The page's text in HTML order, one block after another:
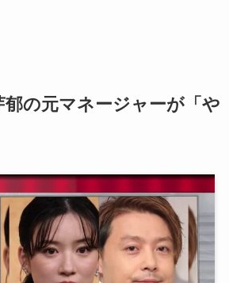
郁の元マネージャーが「や